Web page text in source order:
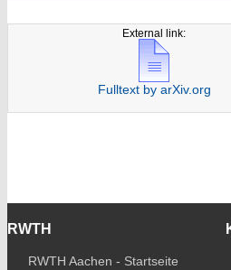
External link:
Fulltext by arXiv.org
RWTH
RWTH Aachen - Startseite